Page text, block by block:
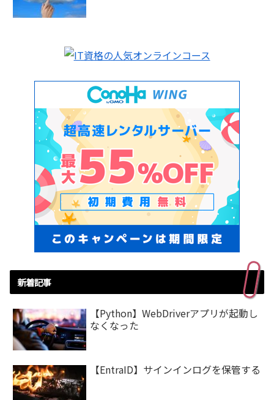
新着記事
【Python】WebDriverアプリが起動し
なくなった
【EntraID】サインインログを保管する